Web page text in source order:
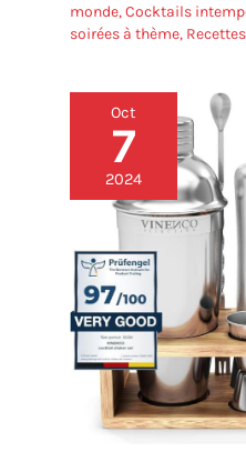
monde,Cocktails
soirées à thème,
Oct
7
2024